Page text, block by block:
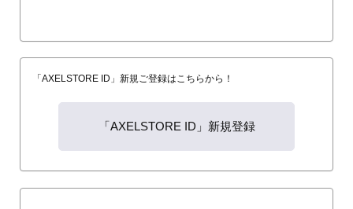
「AXELSTORE ID」新規ご登録はこちらから！